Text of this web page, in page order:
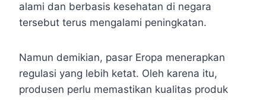
alami dan berbasis kesehatan di negara
tersebut terus mengalami peningkatan.
Namun demikian, pasar Eropa menerapkan
regulasi yang lebih ketat. Oleh karena itu,
produsen perlu memastikan kualitas produk